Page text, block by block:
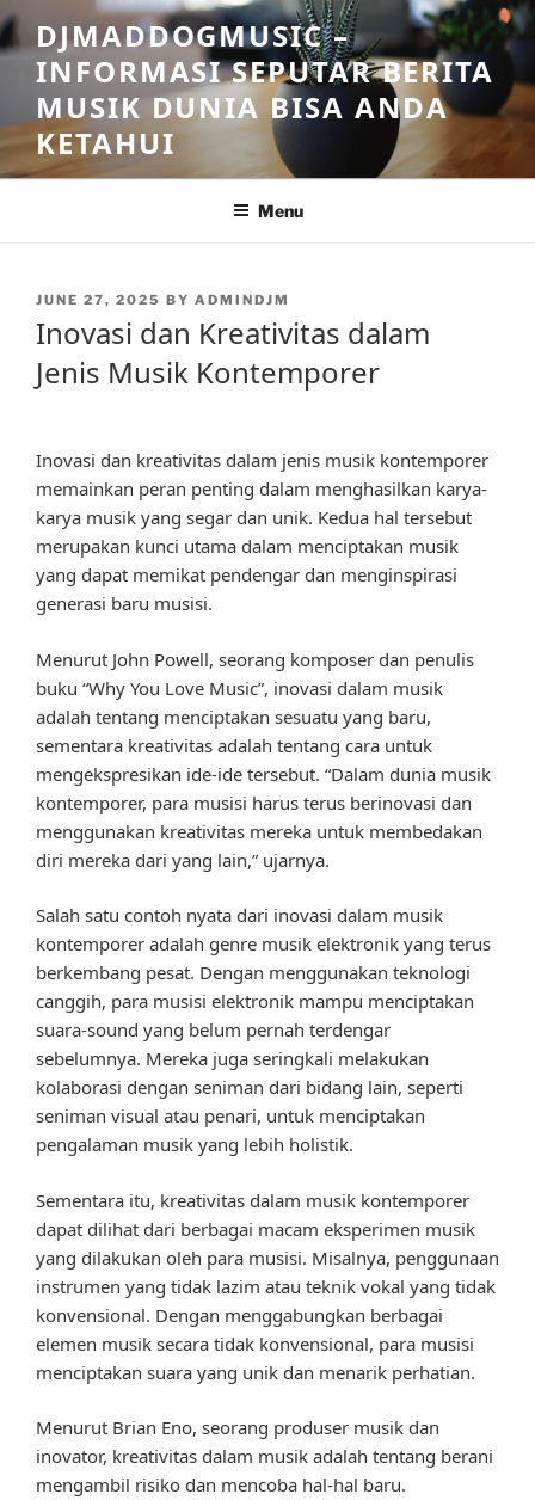
Skip
to
content
DJMADDOGMUSIC –
INFORMASI SEPUTAR BERITA
MUSIK DUNIA BISA ANDA
KETAHUI
Menu
POSTED
JUNE 27, 2025 BY ADMINDJM
Inovasi dan Kreativitas dalam
Jenis Musik Kontemporer
Inovasi dan kreativitas dalam jenis musik kontemporer
memainkan peran penting dalam menghasilkan karya-
karya musik yang segar dan unik. Kedua hal tersebut
merupakan kunci utama dalam menciptakan musik
yang dapat memikat pendengar dan menginspirasi
generasi baru musisi.
Menurut John Powell, seorang komposer dan penulis
buku “Why You Love Music”, inovasi dalam musik
adalah tentang menciptakan sesuatu yang baru,
sementara kreativitas adalah tentang cara untuk
mengekspresikan ide-ide tersebut. “Dalam dunia musik
kontemporer, para musisi harus terus berinovasi dan
menggunakan kreativitas mereka untuk membedakan
diri mereka dari yang lain,” ujarnya.
Salah satu contoh nyata dari inovasi dalam musik
kontemporer adalah genre musik elektronik yang terus
berkembang pesat. Dengan menggunakan teknologi
canggih, para musisi elektronik mampu menciptakan
suara-sound yang belum pernah terdengar
sebelumnya. Mereka juga seringkali melakukan
kolaborasi dengan seniman dari bidang lain, seperti
seniman visual atau penari, untuk menciptakan
pengalaman musik yang lebih holistik.
Sementara itu, kreativitas dalam musik kontemporer
dapat dilihat dari berbagai macam eksperimen musik
yang dilakukan oleh para musisi. Misalnya, penggunaan
instrumen yang tidak lazim atau teknik vokal yang tidak
konvensional. Dengan menggabungkan berbagai
elemen musik secara tidak konvensional, para musisi
menciptakan suara yang unik dan menarik perhatian.
Menurut Brian Eno, seorang produser musik dan
inovator, kreativitas dalam musik adalah tentang berani
mengambil risiko dan mencoba hal-hal baru.